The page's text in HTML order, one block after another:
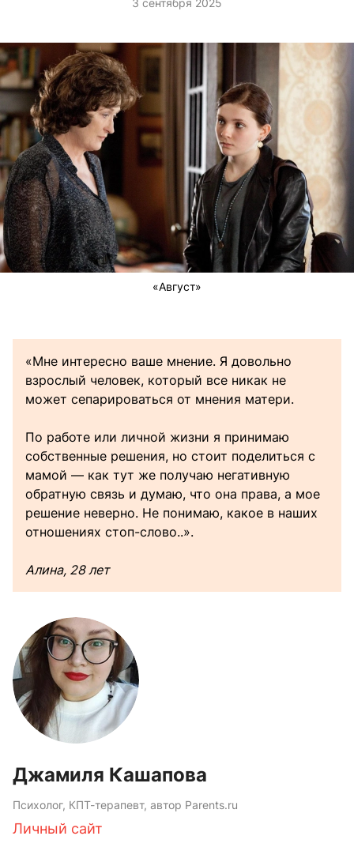
3 сентября 2025
«Август»
«Мне интересно ваше мнение. Я довольно
взрослый человек, который все никак не
может сепарироваться от мнения матери.
По работе или личной жизни я принимаю
собственные решения, но стоит поделиться с
мамой — как тут же получаю негативную
обратную связь и думаю, что она права, а мое
решение неверно. Не понимаю, какое в наших
отношениях стоп-слово..».
Алина, 28 лет
Джамиля Кашапова
Психолог, КПТ-терапевт, автор Parents.ru
Личный сайт